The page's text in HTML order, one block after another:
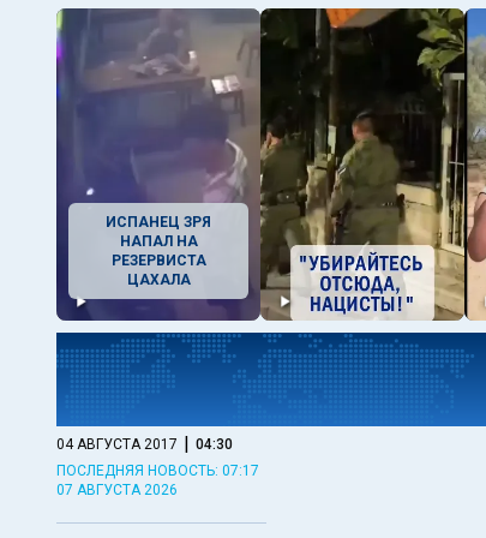
ИСПАНЕЦ ЗРЯ
НАПАЛ НА
РЕЗЕРВИСТА
ЦАХАЛА
04 АВГУСТА 2017 | 04:30
ПОСЛЕДНЯЯ НОВОСТЬ: 07:17
07 АВГУСТА 2026